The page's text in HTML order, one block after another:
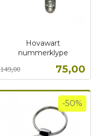
Hovawart
nummerklype
Tilbud
75,00
149,00
mva.
-50%